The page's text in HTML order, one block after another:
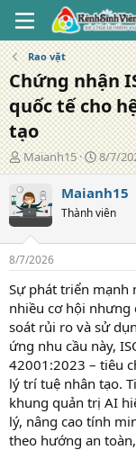
Rao vặt
Chứng nhận
quốc tế cho
tạo
T
á
c
g
i
ả
Maianh15
N
g
à
y
đ
g
8/7/
Maianh15
Thành viên
8/7/2026
Sự phát triển mạnh
nhiều cơ hội nhưng
soát rủi ro và sử
ứng nhu cầu này,
42001:2023 – tiêu
lý trí tuệ nhân tạo.
khung quản trị AI
lý, nâng cao tính
theo hướng an